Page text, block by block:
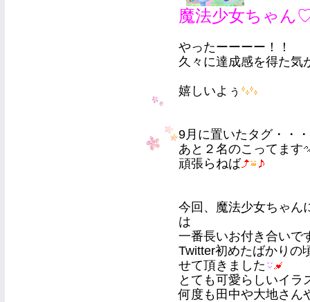
魔法少女ちゃん
やったーーーー！！
久々に達成感を得た気
嬉しいよぅ
9月に置いたタグ・・・
あと２名のこってます
頑張らねば
今回、魔法少女ちゃん
は
一番長いお付き合いで
Twitter初めたばかりの
せて頂きました
とても可愛らしいイラ
何度も田中や大地さん